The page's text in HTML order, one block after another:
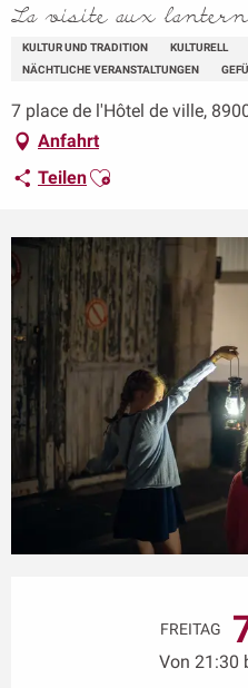
La visite aux
KULTUR UND TRADITION KULTURELL
NÄCHTLICHE VERANSTALTUNGEN
7 place de l'Hôtel de ville,
Anfahrt
TeilenAjouter aux favoris
FREITAG
Von 21:30